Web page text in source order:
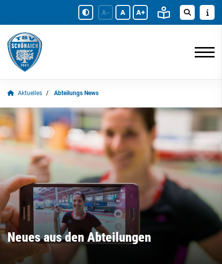
A- A A+
Aktuelles Abteilungs News
Neues aus den Abteilungen